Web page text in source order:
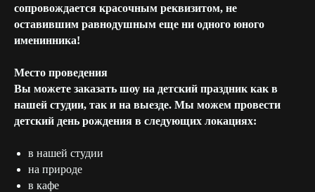
сопровождается красочным реквизитом, не
оставившим равнодушным еще ни одного юного
именинника!
Место проведения
Вы можете заказать шоу на детский праздник как в
нашей студии, так и на выезде. Мы можем провести
детский день рождения в следующих локациях:
в нашей студии
на природе
в кафе